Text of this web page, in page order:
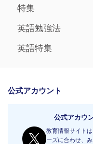
特集
英語勉強法
英語特集
公式アカウント
公式アカウ
教育情報サイト
ーズに合わせ、